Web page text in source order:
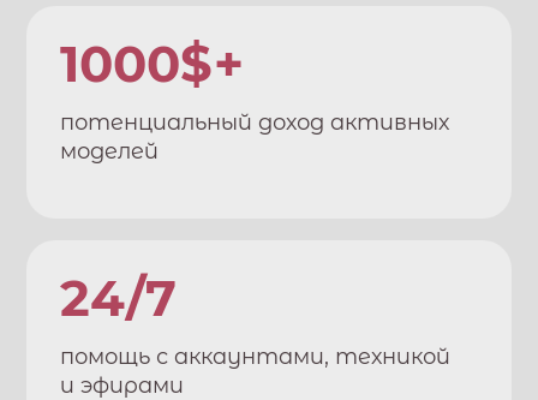
1000$+
потенциальный доход активных
моделей
24/7
помощь с аккаунтами, техникой
и эфирами